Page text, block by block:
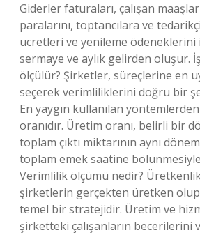
Giderler faturaları, çalışan
paralarını, toptancılara ve
ücretleri ve yenileme ödeneklerini
sermaye ve aylık gelirden oluşur.
ölçülür? Şirketler, süreçlerine en
seçerek verimliliklerini doğru bir
En yaygın kullanılan
oranıdır. Üretim oranı, belirli bir
toplam çıktı miktarının aynı
toplam emek saatine
Verimlilik ölçümü nedir?
şirketlerin gerçekten üretken olup
temel bir stratejidir. Üretim ve
şirketteki çalışanların becerilerini